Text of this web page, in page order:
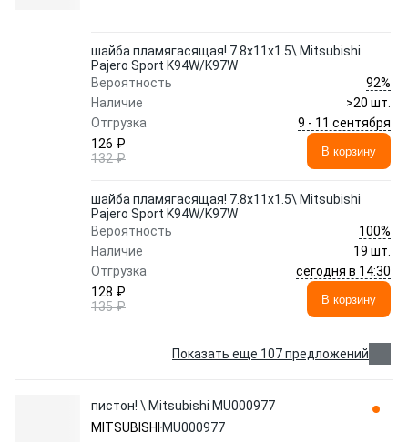
шайба пламягасящая! 7.8х11х1.5\ Mitsubishi
Pajero Sport K94W/K97W
Вероятность
92%
Наличие
>20 шт.
Отгрузка
9 - 11 сентября
126 ₽
132 ₽
В корзину
шайба пламягасящая! 7.8х11х1.5\ Mitsubishi
Pajero Sport K94W/K97W
Вероятность
100%
Наличие
19 шт.
Отгрузка
сегодня в 14:30
128 ₽
135 ₽
В корзину
Показать еще 107 предложений
пистон! \ Mitsubishi MU000977
MITSUBISHI MU000977